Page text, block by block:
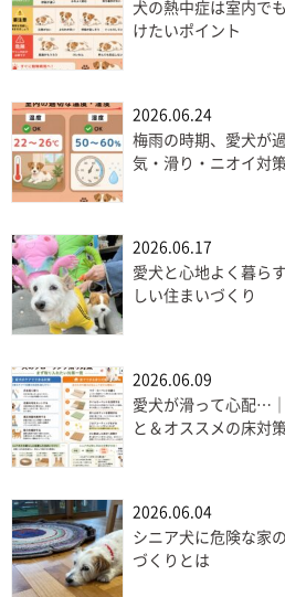
犬の熱中症は室内で
けたいポイント
2026.06.24
梅雨の時期、愛犬が
気・滑り・ニオイ対策
2026.06.17
愛犬と心地よく暮ら
しい住まいづくり
2026.06.09
愛犬が滑って心配…
と＆オススメの床対策
2026.06.04
シニア犬に危険な家
づくりとは